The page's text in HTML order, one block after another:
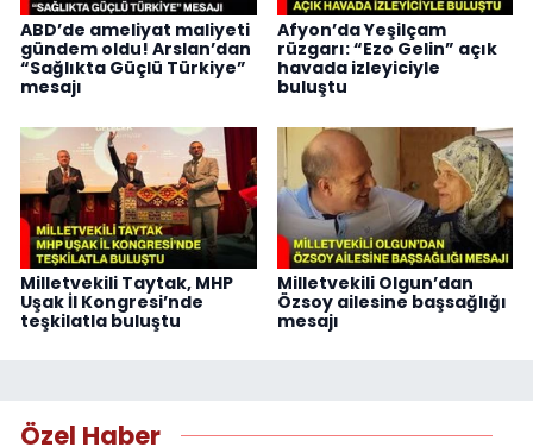
ABD’de ameliyat maliyeti
gündem oldu! Arslan’dan
“Sağlıkta Güçlü Türkiye”
mesajı
Afyon’da Yeşilçam
rüzgarı: “Ezo Gelin” açık
havada izleyiciyle
buluştu
Milletvekili Taytak, MHP
Uşak İl Kongresi’nde
teşkilatla buluştu
Milletvekili Olgun’dan
Özsoy ailesine başsağlığı
mesajı
Özel Haber